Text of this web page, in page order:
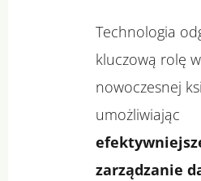
Technologia
kluczową rolę w
nowoczesnej
umożliwiając
zarządzanie